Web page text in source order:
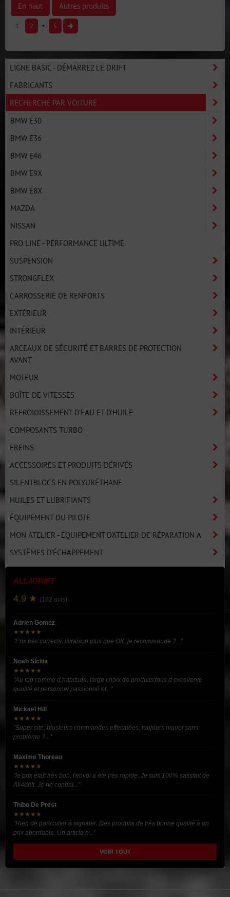
En haut Autres produits
1 2 5
LIGNE BASIC - DÉMARREZ LE DRIFT
FABRICANTS
RECHERCHE PAR VOITURE
BMW E30
BMW E36
BMW E46
BMW E9X
BMW E8X
MAZDA
NISSAN
PRO LINE - PERFORMANCE ULTIME
SUSPENSION
STRONGFLEX
CARROSSERIE DE RENFORTS
EXTÉRIEUR
INTÉRIEUR
ARCEAUX DE SÉCURITÉ ET BARRES DE PROTECTION
AVANT
MOTEUR
BOÎTE DE VITESSES
REFROIDISSEMENT D'EAU ET D'HUILE
COMPOSANTS TURBO
FREINS
ACCESSOIRES ET PRODUITS DÉRIVÉS
SILENTBLOCS EN POLYURÉTHANE
HUILES ET LUBRIFIANTS
ÉQUIPEMENT DU PILOTE
MON ATELIER - ÉQUIPEMENT D'ATELIER DE RÉPARATION A
SYSTÈMES D'ÉCHAPPEMENT
ALL4DRIFT
4.9 ★ (182 avis)
Adrien Gomez
★★★★★
"Prix très corrects, livraison plus que OK, je recommande ?..."
Noah Sicilia
★★★★★
"Au top comme d habitude, large choix de produits tous d excellente
qualité et personnel passionné et..."
Mickael Hill
★★★★★
"Super site, plusieurs commandes effectuées, toujours niquel sans
problème ?..."
Maxime Thoreau
★★★★★
"le prix était très bon, l'envoi a été très rapide. Je suis 100% satisfait de
All4drift. Je ne connai..."
Thibo De Prest
★★★★★
"Rien de particulier à signaler. Des produits de très bonne qualité à un
prix abordable. Un article n..."
VOIR TOUT